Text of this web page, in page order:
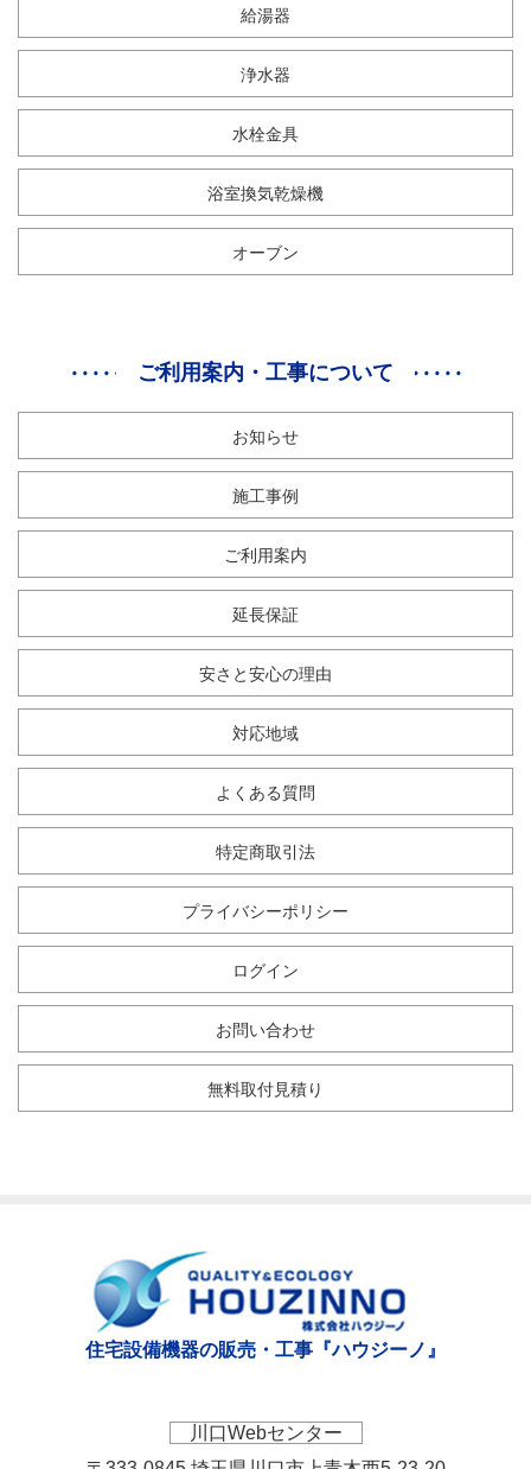
給湯器
浄水器
水栓金具
浴室換気乾燥機
オーブン
ご利用案内・工事について
お知らせ
施工事例
ご利用案内
延長保証
安さと安心の理由
対応地域
よくある質問
特定商取引法
プライバシーポリシー
ログイン
お問い合わせ
無料取付見積り
住宅設備機器の販売・工事『ハウジーノ』
川口Webセンター